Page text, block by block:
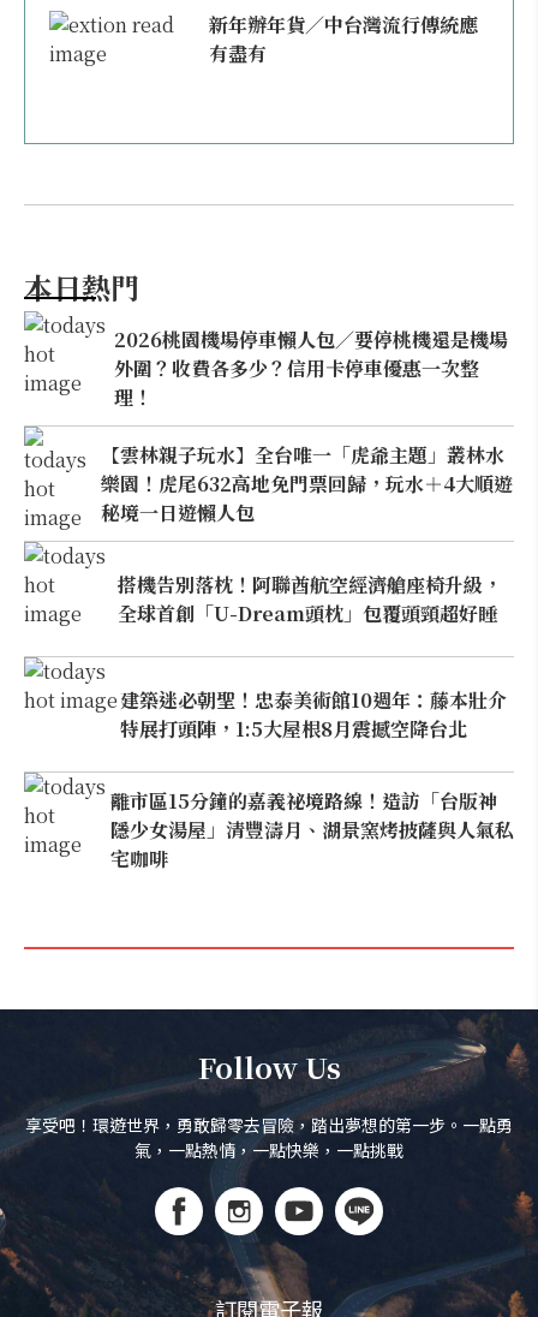
新年辦年貨／中台灣流行傳統應
有盡有
本日熱門
2026桃園機場停車懶人包／要停桃機還是機場
外圍？收費各多少？信用卡停車優惠一次整
理！
【雲林親子玩水】全台唯一「虎爺主題」叢林水
樂園！虎尾632高地免門票回歸，玩水＋4大順遊
秘境一日遊懶人包
搭機告別落枕！阿聯酋航空經濟艙座椅升級，
全球首創「U-Dream頭枕」包覆頭頸超好睡
建築迷必朝聖！忠泰美術館10週年：藤本壯介
特展打頭陣，1:5大屋根8月震撼空降台北
離市區15分鐘的嘉義祕境路線！造訪「台版神
隱少女湯屋」清豐濤月、湖景窯烤披薩與人氣私
宅咖啡
Follow Us
享受吧！環遊世界，勇敢歸零去冒險，踏出夢想的第一步。一點勇
氣，一點熱情，一點快樂，一點挑戰
訂閱電子報